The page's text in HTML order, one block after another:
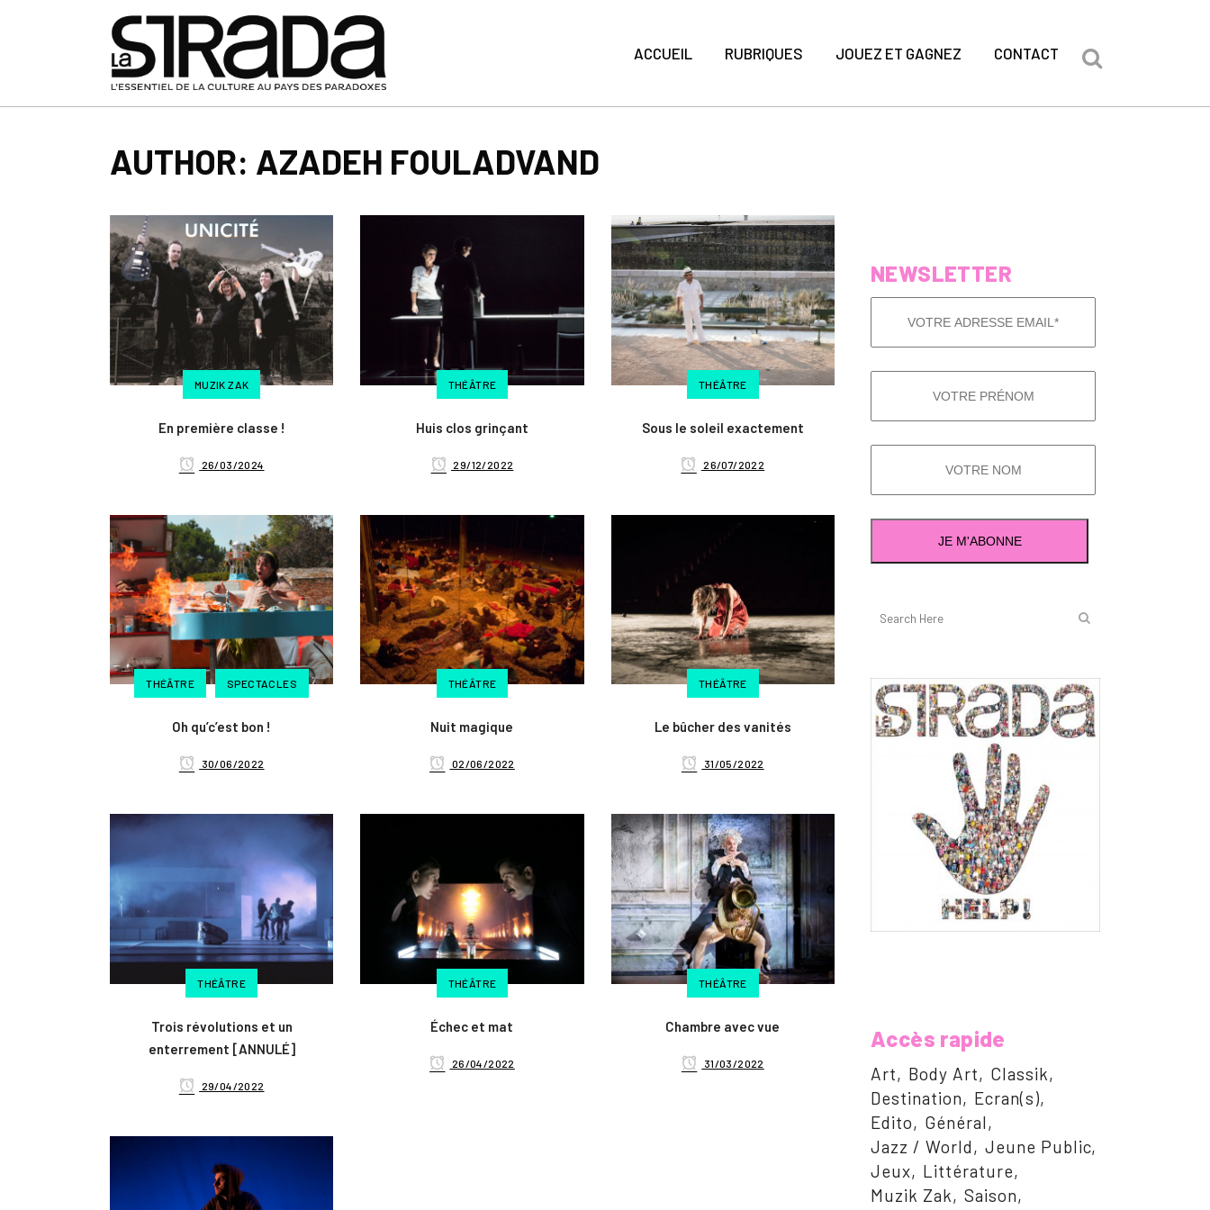
ACCUEIL RUBRIQUES JOUEZ ET GAGNEZ CONTACT
AUTHOR: AZADEH FOULADVAND
MUZIK ZAK
En première classe !
26/03/2024
THÉÂTRE
Huis clos grinçant
29/12/2022
THÉÂTRE
Sous le soleil exactement
26/07/2022
THÉÂTRE SPECTACLES
Oh qu’c’est bon !
30/06/2022
THÉÂTRE
Nuit magique
02/06/2022
THÉÂTRE
Le bûcher des vanités
31/05/2022
THÉÂTRE
Trois révolutions et un
enterrement [ANNULÉ]
29/04/2022
THÉÂTRE
Échec et mat
26/04/2022
THÉÂTRE
Chambre avec vue
31/03/2022
NEWSLETTER
Accès rapide
Art Body Art
Classik
Destination
Ecran(s)
Edito
Général
Jazz / World
Jeune Public
Jeux
Littérature
Muzik Zak
Saison